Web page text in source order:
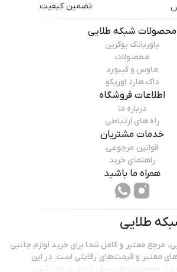
تضمین کیفیت
محصولات شبکه طلایی
پاوربانک یوگرین
محصولات
ماوس و کیبورد
داک هارد اوریکو
اطلاعات فروشگاه
درباره ما
راه های ارتباطی
خدمات مشتریان
قوانین مرجوعی
راهنمای خرید
همراه ما باشید
طلایی
مرجع معتبر و کامل شما برای خرید لوازم جانبی
هاي معتبر و قیمت‌های رقابتی است. در این
محصولات اورجینال شامل ايرپاد، شارژر،